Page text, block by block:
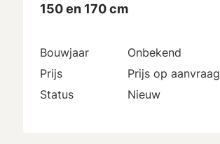
150 en 170 cm
Bouwjaar
Onbekend
Prijs
Prijs op aanvraag
Status
Nieuw